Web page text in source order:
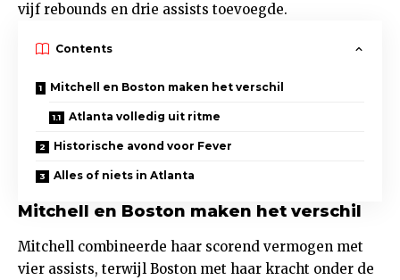
vijf rebounds en drie assists toevoegde.
Contents
Mitchell en Boston maken het verschil
Atlanta volledig uit ritme
Historische avond voor Fever
Alles of niets in Atlanta
Mitchell en Boston maken het verschil
Mitchell combineerde haar scorend vermogen met
vier assists, terwijl Boston met haar kracht onder de